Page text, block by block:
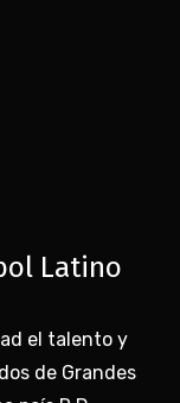
Latino
el talento y
de Grandes